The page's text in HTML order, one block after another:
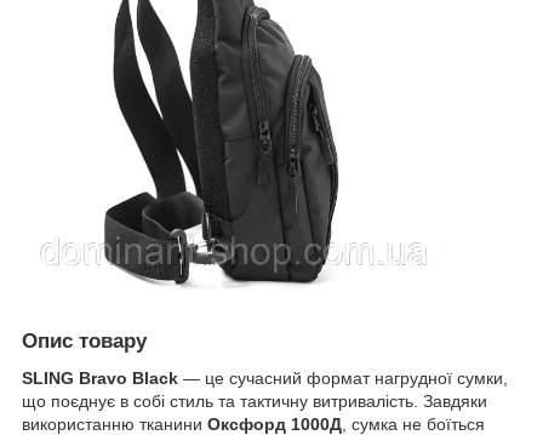
Опис товару
SLING Bravo Black — це сучасний формат нагрудної сумки,
що поєднує в собі стиль та тактичну витривалість. Завдяки
використанню тканини Оксфорд 1000Д , сумка не боїться